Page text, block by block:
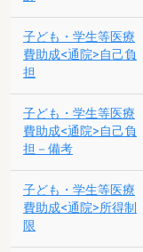
子ども・学生等医療
費助成<通院>自己負
担
子ども・学生等医療
費助成<通院>自己負
担－備考
子ども・学生等医療
費助成<通院>所得制
限